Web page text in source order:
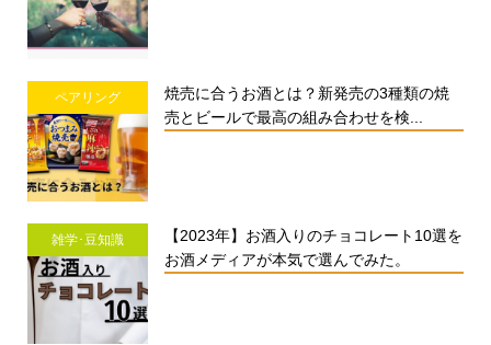
ペアリング
焼売に合うお酒とは？新発売の3種類の焼
売とビールで最高の組み合わせを検...
雑学･豆知識
【2023年】お酒入りのチョコレート10選を
お酒メディアが本気で選んでみた。